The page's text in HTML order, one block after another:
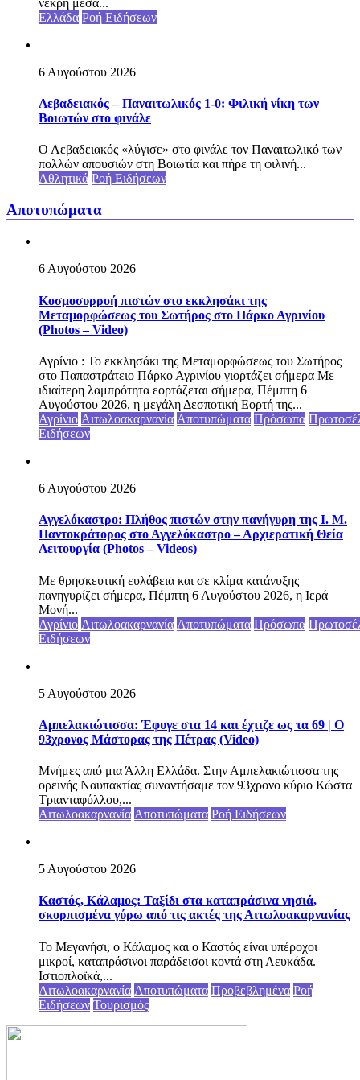
Ελλάδα Ροή Ειδήσεων
6 Αυγούστου 2026
Λεβαδειακός – Παναιτωλικός 1-0: Φιλική νίκη των
Βοιωτών στο φινάλε
Ο Λεβαδειακός «λύγισε» στο φινάλε τον Παναιτωλικό των
πολλών απουσιών στη Βοιωτία και πήρε τη φιλινή...
Αθλητικά Ροή Ειδήσεων
Αποτυπώματα
6 Αυγούστου 2026
Κοσμοσυρροή πιστών στο εκκλησάκι της
Μεταμορφώσεως του Σωτήρος στο Πάρκο Αγρινίου
(Photos – Video)
Αγρίνιο : Το εκκλησάκι της Μεταμορφώσεως του Σωτήρος
στο Παπαστράτειο Πάρκο Αγρινίου γιορτάζει σήμερα Με
ιδιαίτερη λαμπρότητα εορτάζεται σήμερα, Πέμπτη 6
Αυγούστου 2026, η μεγάλη Δεσποτική Εορτή της...
Αγρίνιο Αιτωλοακαρνανία Αποτυπώματα Πρόσωπα
Ειδήσεων
6 Αυγούστου 2026
Αγγελόκαστρο: Πλήθος πιστών στην πανήγυρη της Ι. Μ.
Παντοκράτορος στο Αγγελόκαστρο – Αρχιερατική Θεία
Λειτουργία (Photos – Videos)
Με θρησκευτική ευλάβεια και σε κλίμα κατάνυξης
πανηγυρίζει σήμερα, Πέμπτη 6 Αυγούστου 2026, η Ιερά
Μονή...
Αγρίνιο Αιτωλοακαρνανία Αποτυπώματα Πρόσωπα
Ειδήσεων
5 Αυγούστου 2026
Αμπελακιώτισσα: Έφυγε στα 14 και έχτιζε ως τα 69 | Ο
93χρονος Μάστορας της Πέτρας (Video)
Μνήμες από μια Άλλη Ελλάδα. Στην Αμπελακιώτισσα της
ορεινής Ναυπακτίας συναντήσαμε τον 93χρονο κύριο Κώστα
Τριανταφύλλου,...
Αιτωλοακαρνανία Αποτυπώματα Ροή Ειδήσεων
5 Αυγούστου 2026
Καστός, Κάλαμος: Ταξίδι στα καταπράσινα νησιά,
σκορπισμένα γύρω από τις ακτές της Αιτωλοακαρνανίας
Το Μεγανήσι, ο Κάλαμος και ο Καστός είναι υπέροχοι
μικροί, καταπράσινοι παράδεισοι κοντά στη Λευκάδα.
Ιστιοπλοϊκά,...
Αιτωλοακαρνανία Αποτυπώματα Προβεβλημένα Ροή
Ειδήσεων Τουρισμός